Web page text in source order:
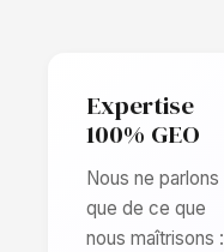
Expertise
100% GEO
Nous ne parlons
que de ce que
nous maîtrisons :